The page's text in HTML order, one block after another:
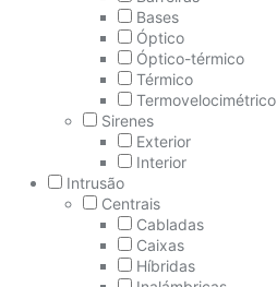
Bases
Óptico
Óptico-térmico
Térmico
Termovelocimétrico
Sirenes
Exterior
Interior
Intrusão
Centrais
Cabladas
Caixas
Híbridas